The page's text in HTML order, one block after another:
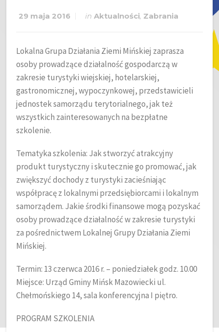
29 maja 2016 inAktualności, Zabrania
Lokalna Grupa Działania Ziemi Mińskiej zaprasza
osoby prowadzące działalność gospodarczą w
zakresie turystyki wiejskiej, hotelarskiej,
gastronomicznej, wypoczynkowej, przedstawicieli
jednostek samorządu terytorialnego, jak też
wszystkich zainteresowanych na bezpłatne
szkolenie.
Tematyka szkolenia: Jak stworzyć atrakcyjny
produkt turystyczny i skutecznie go promować, jak
zwiększyć dochody z turystyki zacieśniając
współpracę z lokalnymi przedsiębiorcami i lokalnym
samorządem. Jakie środki finansowe mogą pozyskać
osoby prowadzące działalność w zakresie turystyki
za pośrednictwem Lokalnej Grupy Działania Ziemi
Mińskiej.
Termin: 13 czerwca 2016 r. – poniedziałek godz. 10.00
Miejsce: Urząd Gminy Mińsk Mazowiecki ul.
Chełmońskiego 14, sala konferencyjna I piętro.
PROGRAM SZKOLENIA